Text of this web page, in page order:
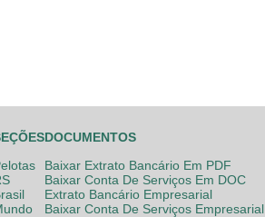
DOCUMENTOS
Baixar Extrato Bancário Em PDF
Baixar Conta De Serviços Em DOC
Extrato Bancário Empresarial
Baixar Conta De Serviços Empresarial